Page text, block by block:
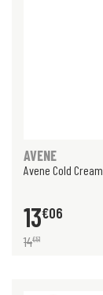
AVENE
Avene Cold
13€06
14€51